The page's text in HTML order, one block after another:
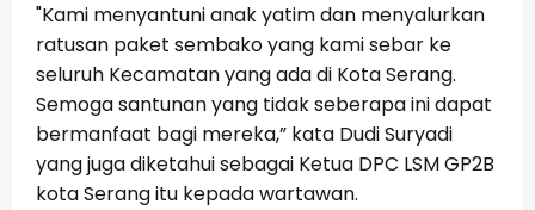
"Kami menyantuni anak yatim dan menyalurkan
ratusan paket sembako yang kami sebar ke
seluruh Kecamatan yang ada di Kota Serang.
Semoga santunan yang tidak seberapa ini dapat
bermanfaat bagi mereka,” kata Dudi Suryadi
yang juga diketahui sebagai Ketua DPC LSM GP2B
kota Serang itu kepada wartawan.